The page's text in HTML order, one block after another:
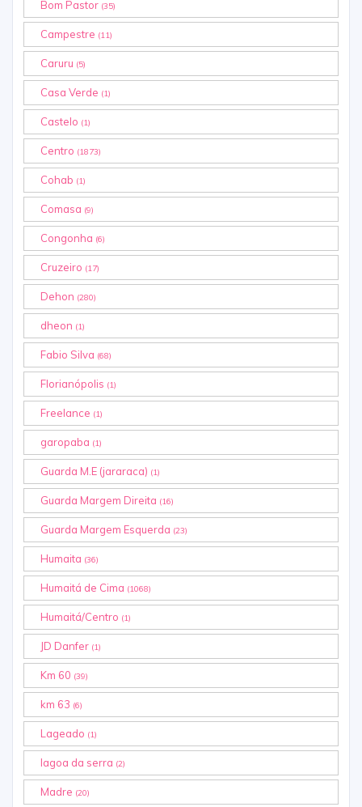
Bom Pastor (35)
Campestre (11)
Caruru (5)
Casa Verde (1)
Castelo (1)
Centro (1873)
Cohab (1)
Comasa (9)
Congonha (6)
Cruzeiro (17)
Dehon (280)
dheon (1)
Fabio Silva (68)
Florianópolis (1)
Freelance (1)
garopaba (1)
Guarda M.E (jararaca) (1)
Guarda Margem Direita (16)
Guarda Margem Esquerda (23)
Humaita (36)
Humaitá de Cima (1068)
Humaitá/Centro (1)
JD Danfer (1)
Km 60 (39)
km 63 (6)
Lageado (1)
lagoa da serra (2)
Madre (20)